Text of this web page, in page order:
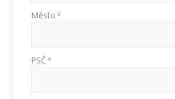
Město *
PSČ *